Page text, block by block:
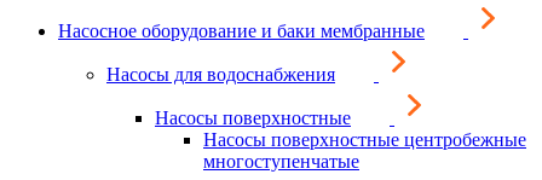
Насосное оборудование и баки мембранные
Насосы для водоснабжения
Насосы поверхностные
Насосы поверхностные центробежные
многоступенчатые